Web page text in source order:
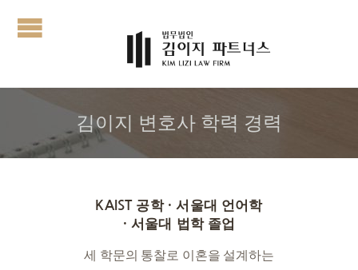
김이지 변호사 학력 경력
KAIST 공학 · 서울대 언어학
· 서울대 법학 졸업
세 학문의 통찰로 이혼을 설계하는